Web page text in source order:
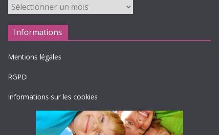
Archives
Informations
Mentions légales
RGPD
Informations sur les cookies